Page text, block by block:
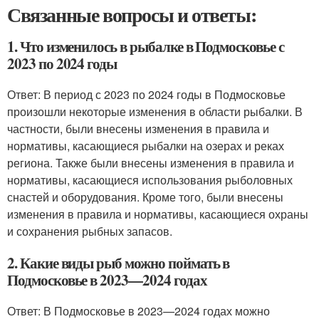
Связанные вопросы и ответы:
1. Что изменилось в рыбалке в Подмосковье с
2023 по 2024 годы
Ответ: В период с 2023 по 2024 годы в Подмосковье
произошли некоторые изменения в области рыбалки. В
частности, были внесены изменения в правила и
нормативы, касающиеся рыбалки на озерах и реках
региона. Также были внесены изменения в правила и
нормативы, касающиеся использования рыболовных
снастей и оборудования. Кроме того, были внесены
изменения в правила и нормативы, касающиеся охраны
и сохранения рыбных запасов.
2. Какие виды рыб можно поймать в
Подмосковье в 2023—2024 годах
Ответ: В Подмосковье в 2023—2024 годах можно